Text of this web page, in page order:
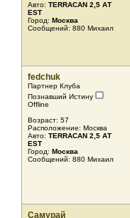
Авто: TERRACAN 2,5 АТ
EST
Город: Москва
Сообщений: 880 Михаил
fedchuk
Партнер Клуба
Познавший Истину
Offline
Возраст: 57
Расположение: Москва
Авто: TERRACAN 2,5 АТ
EST
Город: Москва
Сообщений: 880 Михаил
Самурай